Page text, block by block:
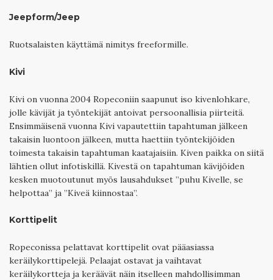
Jeepform/Jeep
Ruotsalaisten käyttämä nimitys freeformille.
Kivi
Kivi on vuonna 2004 Ropeconiin saapunut iso kivenlohkare,
jolle kävijät ja työntekijät antoivat persoonallisia piirteitä.
Ensimmäisenä vuonna Kivi vapautettiin tapahtuman jälkeen
takaisin luontoon jälkeen, mutta haettiin työntekijöiden
toimesta takaisin tapahtuman kaatajaisiin. Kiven paikka on siitä
lähtien ollut infotiskillä. Kivestä on tapahtuman kävijöiden
kesken muotoutunut myös lausahdukset ”puhu Kivelle, se
helpottaa” ja ”Kiveä kiinnostaa”.
Korttipelit
Ropeconissa pelattavat korttipelit ovat pääasiassa
keräilykorttipelejä. Pelaajat ostavat ja vaihtavat
keräilykortteja ja keräävät näin itselleen mahdollisimman